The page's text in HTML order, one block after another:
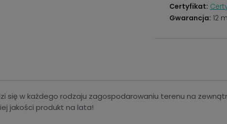
Certyfikat:
Gwarancja: 12
się w każdego rodzaju zagospodarowaniu terenu na
jakości produkt na lata!